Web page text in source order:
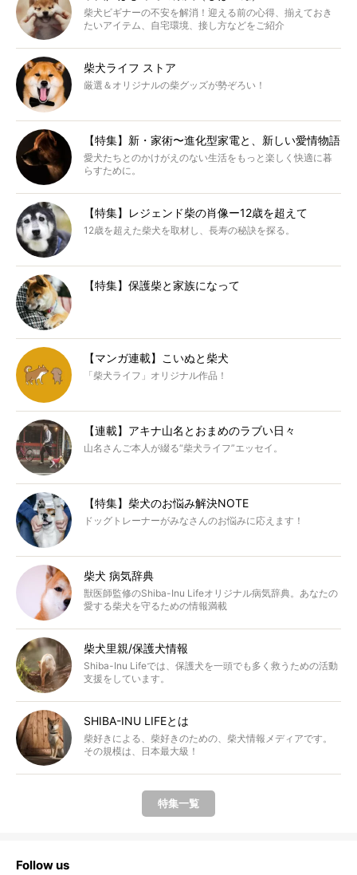
柴犬ビギナーの不安を解消！迎える前の心得、揃えておき
たいアイテム、自宅環境、接し方などをご紹介
柴犬ライフ ストア
厳選＆オリジナルの柴グッズが勢ぞろい！
【特集】新・家術〜進化型家電と、新しい愛情物語
愛犬たちとのかけがえのない生活をもっと楽しく快適に暮
らすために。
【特集】レジェンド柴の肖像ー12歳を超えて
12歳を超えた柴犬を取材し、長寿の秘訣を探る。
【特集】保護柴と家族になって
【マンガ連載】こいぬと柴犬
「柴犬ライフ」オリジナル作品！
【連載】アキナ山名とおまめのラブい日々
山名さんご本人が綴る“柴犬ライフ”エッセイ。
【特集】柴犬のお悩み解決NOTE
ドッグトレーナーがみなさんのお悩みに応えます！
柴犬 病気辞典
獣医師監修のShiba-Inu Lifeオリジナル病気辞典。あなたの
愛する柴犬を守るための情報満載
柴犬里親/保護犬情報
Shiba-Inu Lifeでは、保護犬を一頭でも多く救うための活動
支援をしています。
SHIBA-INU LIFEとは
柴好きによる、柴好きのための、柴犬情報メディアです。
その規模は、日本最大級！
特集一覧
Follow us